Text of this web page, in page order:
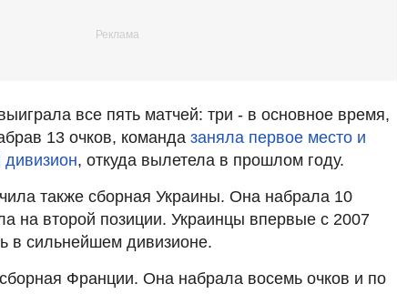
все пять матчей: три - в основное время,
13 очков, команда заняла первое место и
, откуда вылетела в прошлом году.
также сборная Украины. Она набрала 10
на второй позиции. Украинцы впервые с 2007
в сильнейшем дивизионе.
Франции. Она набрала восемь очков и по